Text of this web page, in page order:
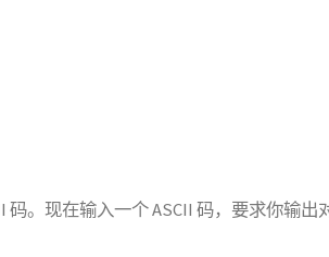
。现在输入一个 ASCII 码，要求你输出